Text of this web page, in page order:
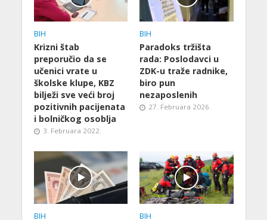
BIH
Krizni štab
preporučio da se
učenici vrate u
školske klupe, KBZ
bilježi sve veći broj
pozitivnih pacijenata
i bolničkog osoblja
3. Februara 2022.
BIH
Paradoks tržišta
rada: Poslodavci u
ZDK-u traže radnike,
biro pun
nezaposlenih
27. Februara 2026.
BIH BIH